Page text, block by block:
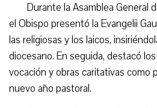
Durante la Asamblea General
el Obispo presentó la Evangelii
las religiosas y los laicos,
diocesano. En seguida, destacó
vocación y obras caritativas como
nuevo año pastoral.